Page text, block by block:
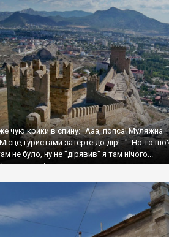
чую крики в спину: "Ааа, попса! Муляжна
затерте до дір!..." Но то
не було, ну не "дірявив" я там нічого...
до цього літа.